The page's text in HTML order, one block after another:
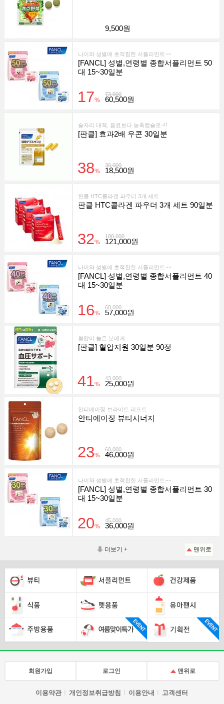
9,500원
나이와 성별에 초적합한 서플리먼트~~
[FANCL] 성별,연령별 종합서플리먼트 50
대 15~30일분
73,000
17% 60,500원
술자리 대책, 음료보다 농축캡슐로~!!
[판클] 효과2배 우콘 30일분
30,000
38% 18,500원
판클 HTC콜라겐 파우더 3개 세트
판클 HTC콜라겐 파우더 3개 세트 90일분
180,000
32% 121,000원
나이와 성별에 초적합한 서플리먼트~~
[FANCL] 성별,연령별 종합서플리먼트 40
대 15~30일분
68,000
16% 57,000원
혈압이 높은 분에게
[판클] 혈압지원 30일분 90정
43,000
41% 25,000원
안티에이징 브라이트 리프트
안티에이징 뷰티시너지
60,000
23% 46,000원
나이와 성별에 초적합한 서플리먼트~~
[FANCL] 성별,연령별 종합서플리먼트 30
대 15~30일분
45,000
20% 36,000원
더보기 + 맨위로
회원가입 로그인 맨위로
이용약관 개인정보취급방침 이용안내 고객센터